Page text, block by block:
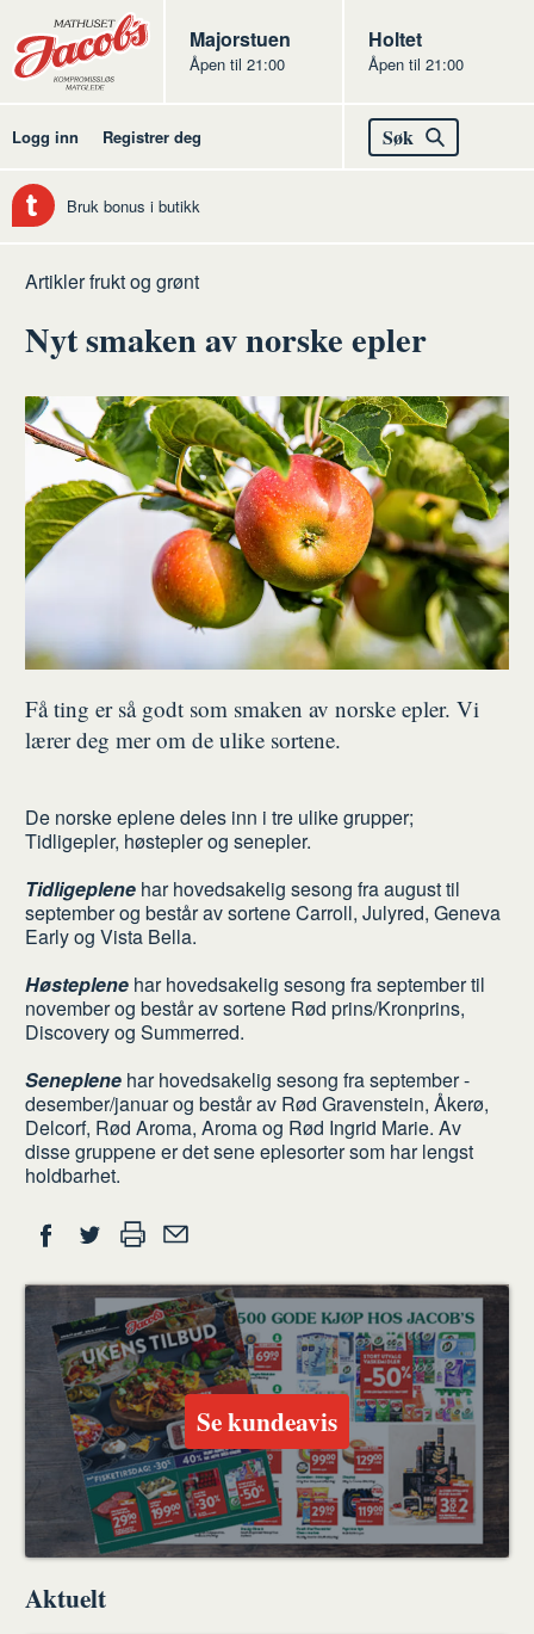
Butikker
Jacobs
Majorstuen
Åpen til 21:00
Jacobs
Holtet
Åpen til 21:00
Logg inn Registrer deg Søk
Bruk bonus i butikk
Hjem
Frukt
grønt
Artikler frukt og grønt
Nyt smaken av norske epler
Få ting er så godt som smaken av norske epler. Vi
lærer deg mer om de ulike sortene.
De norske eplene deles inn i tre ulike grupper;
Tidligepler, høstepler og senepler.
Tidligeplene har hovedsakelig sesong fra august til
september og består av sortene Carroll, Julyred, Geneva
Early og Vista Bella.
Høsteplenehar hovedsakelig sesong fra september til
november og består av sortene Rød prins/Kronprins,
Discovery og Summerred.
Seneplenehar hovedsakelig sesong fra september -
desember/januar og består av Rød Gravenstein, Åkerø,
Delcorf, Rød Aroma, Aroma og Rød Ingrid Marie. Av
disse gruppene er det sene eplesorter som har lengst
holdbarhet.
Del
på
Facebook
på
Twitter
ut en
venn
Se kundeavis
Aktuelt